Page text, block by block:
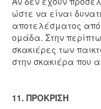
ώστε να είναι
αποτελέσματος από
ομάδα. Στην
σκακιέρες των
στην σκακιέρα που
11. ΠΡΟΚΡΙΣΗ